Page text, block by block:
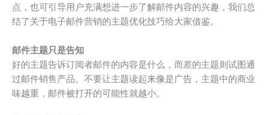
点，也可引导用户充满想进一步了解邮件内容的兴趣，我们总
结了关于电子邮件营销的主题优化技巧给大家借鉴。
邮件主题只是告知
好的主题告诉订阅者邮件的内容是什么，而差的主题则试图通
过邮件销售产品。不要让主题读起来像是广告，主题中的商业
味越重，邮件被打开的可能性就越小。